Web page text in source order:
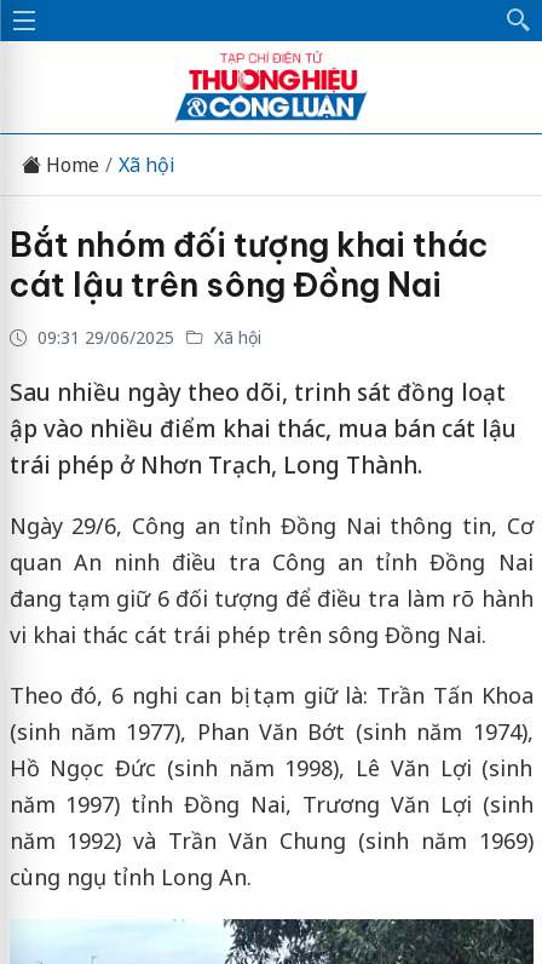
Home Xã hội
Bắt nhóm đối tượng khai thác
cát lậu trên sông Đồng Nai
09:31 29/06/2025 Xã hội
Sau nhiều ngày theo dõi, trinh sát đồng loạt
ập vào nhiều điểm khai thác, mua bán cát lậu
trái phép ở Nhơn Trạch, Long Thành.
Ngày 29/6, Công an tỉnh Đồng Nai thông tin, Cơ
quan An ninh điều tra Công an tỉnh Đồng Nai
đang tạm giữ 6 đối tượng để điều tra làm rõ hành
vi khai thác cát trái phép trên sông Đồng Nai.
Theo đó, 6 nghi can bị tạm giữ là: Trần Tấn Khoa
(sinh năm 1977), Phan Văn Bớt (sinh năm 1974),
Hồ Ngọc Đức (sinh năm 1998), Lê Văn Lợi (sinh
năm 1997) tỉnh Đồng Nai, Trương Văn Lợi (sinh
năm 1992) và Trần Văn Chung (sinh năm 1969)
cùng ngụ tỉnh Long An.